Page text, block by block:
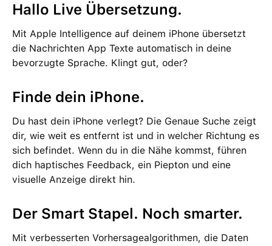
Hallo Live Über­setzung.
Mit Apple Intelligence auf deinem iPhone übersetzt
die Nach­richten App Texte auto­ma­tisch in deine
bevor­zugte Sprache. Klingt gut, oder?
Finde dein iPhone.
Du hast dein iPhone verlegt? Die Genaue Suche zeigt
dir, wie weit es ent­fernt ist und in welcher Richtung es
sich befindet. Wenn du in die Nähe kommst, führen
dich haptisches Feed­back, ein Piepton und eine
visuelle Anzeige direkt hin.
Der Smart Stapel. Noch smarter.
Mit ver­besserten Vorher­sage­algorithmen, die Daten